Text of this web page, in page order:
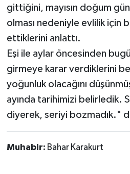
gittiğini, mayısın doğum
olması nedeniyle evlilik için
ettiklerini anlattı.
Eşi ile aylar öncesinden
girmeye karar verdiklerini
yoğunluk olacağını
ayında tarihimizi belirledik.
diyerek, seriyi bozmadık."
Muhabir: Bahar Karakurt